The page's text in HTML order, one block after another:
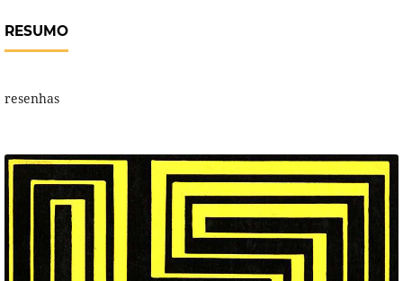
RESUMO
resenhas